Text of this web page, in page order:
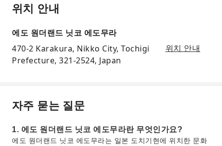
위치 안내
에도 원더랜드 닛코 에도무라
470-2 Karakura, Nikko City, Tochigi
Prefecture, 321-2524, Japan
위치 안내
자주 묻는 질문
1. 에도 원더랜드 닛코 에도무라란 무엇인가요?
에도 원더랜드 닛코 에도무라는 일본 도치기현에 위치한 문화